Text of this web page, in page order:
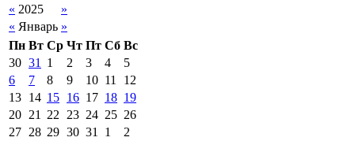
« 2025
»
« Январь »
Пн Вт Ср Чт Пт Сб Вс
30 31 1 2 3 4
5
6
7 8 9 10 11
12
13 14 15 16 17 18 19
20 21 22 23 24 25 26
27 28 29 30 31 1 2